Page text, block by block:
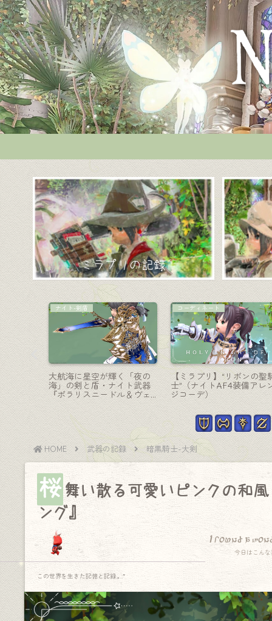
ミラプリの記録
イズ』
コーディネート
【ミラプリ】キツネ風の毛
皮コートでヒーラーの冬の
着こなし『白狐道着＆白狐
白魔道士-杖
タンポポの綿毛と蝶が舞い
踊る最高に可愛い白魔道士
杖『アイムール・アネモ
ス』(EW第2形態)
HOME 武器の記録 暗黒騎士-大剣
桜舞い散る可愛いピンクの和
ング』
I found a
今日はこん
この世界を生きた記憶と記録.｡.:*